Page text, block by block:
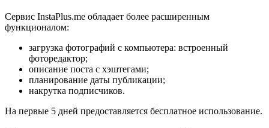
Сервис InstaPlus.me обладает более расширенным
функционалом:
загрузка фотографий с компьютера: встроенный
фоторедактор;
описание поста с хэштегами;
планирование даты публикации;
накрутка подписчиков.
На первые 5 дней предоставляется бесплатное использование.